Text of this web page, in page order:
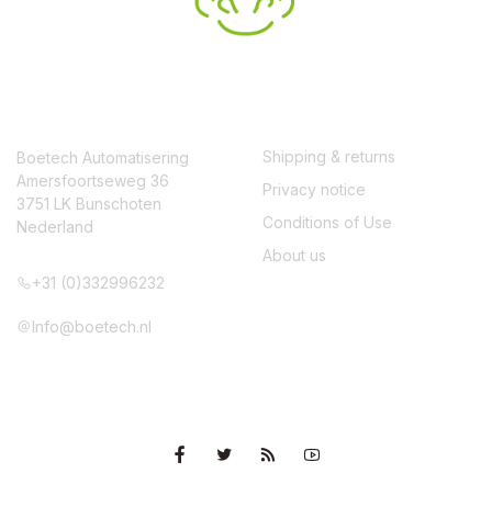
Boetech Automatisering
Amersfoortseweg 36
3751 LK Bunschoten
Nederland
+31 (0)332996232
Info@boetech.nl
Shipping & returns
Privacy notice
Conditions of Use
About us